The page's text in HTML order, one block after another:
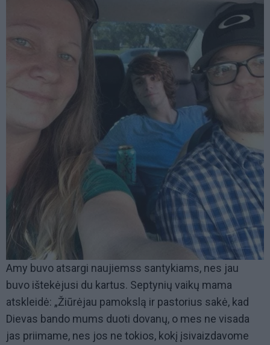
Amy buvo atsargi naujiemss santykiams, nes jau
buvo ištekėjusi du kartus. Septynių vaikų mama
atskleidė: „Žiūrėjau pamokslą ir pastorius sakė, kad
Dievas bando mums duoti dovanų, o mes ne visada
jas priimame, nes jos ne tokios, kokį įsivaizdavome